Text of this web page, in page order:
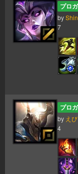
プロ
by
7
プロ
by え
4